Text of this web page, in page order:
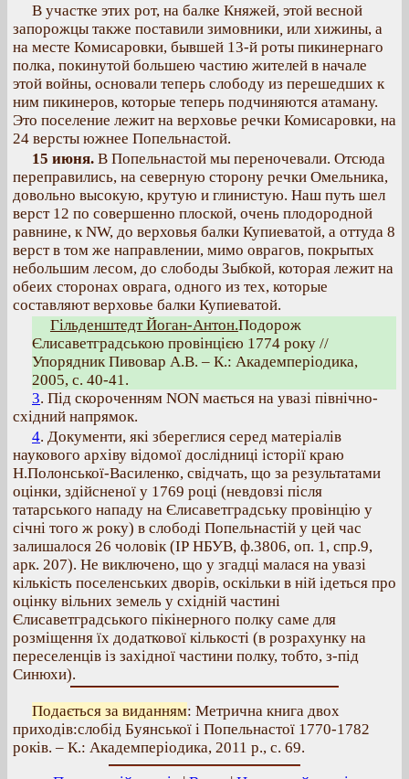
В участке этих рот, на балке Княжей, этой весной
запорожцы также поставили зимовники, или хижины, а
на месте Комисаровки, бывшей 13-й роты пикинернаго
полка, покинутой большею частию жителей в начале
этой войны, основали теперь слободу из перешедших к
ним пикинеров, которые теперь подчиняются атаману.
Это поселение лежит на верховье речки Комисаровки, на
24 версты южнее Попельнастой.
15 июня. В Попельнастой мы переночевали. Отсюда
переправились, на северную сторону речки Омельника,
довольно высокую, крутую и глинистую. Наш путь шел
верст 12 по совершенно плоской, очень плодородной
равнине, к NW, до верховья балки Купиеватой, а оттуда 8
верст в том же направлении, мимо оврагов, покрытых
небольшим лесом, до слободы Зыбкой, которая лежит на
обеих сторонах оврага, одного из тех, которые
составляют верховье балки Купиеватой.
Гільденштедт Йоган-Антон.Подорож
Єлисаветградською провінцією 1774 року //
Упорядник Пивовар А.В. – К.: Академперіодика,
2005, с. 40-41.
3. Під скороченням NON мається на увазі північно-
східний напрямок.
4. Документи, які збереглися серед матеріалів
наукового архіву відомої дослідниці історії краю
Н.Полонської-Василенко, свідчать, що за результатами
оцінки, здійсненої у 1769 році (невдовзі після
татарського нападу на Єлисаветградську провінцію у
січні того ж року) в слободі Попельнастій у цей час
залишалося 26 чоловік (ІР НБУВ, ф.3806, оп. 1, спр.9,
арк. 207). Не виключено, що у згадці малася на увазі
кількість поселенських дворів, оскільки в ній ідеться про
оцінку вільних земель у східній частині
Єлисаветградського пікінерного полку саме для
розміщення їх додаткової кількості (в розрахунку на
переселенців із західної частини полку, тобто, з-під
Синюхи).
Подається за виданням: Метрична книга двох
приходів:слобід Буянської і Попельнастої 1770-1782
років. – К.: Академперіодика, 2011 р., с. 69.